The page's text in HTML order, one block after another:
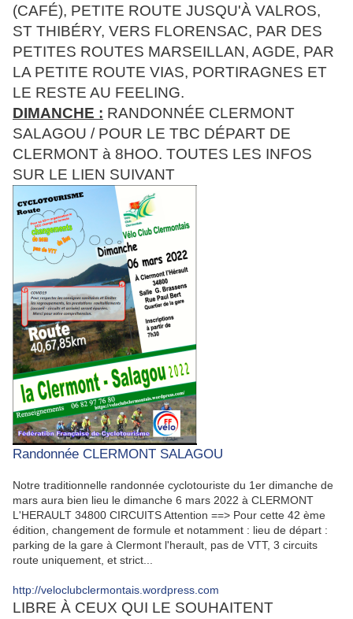
(CAFÉ), PETITE ROUTE JUSQU'À VALROS,
ST THIBÉRY, VERS FLORENSAC, PAR DES
PETITES ROUTES MARSEILLAN, AGDE, PAR
LA PETITE ROUTE VIAS, PORTIRAGNES ET
LE RESTE AU FEELING.
DIMANCHE : RANDONNÉE CLERMONT
SALAGOU / POUR LE TBC DÉPART DE
CLERMONT à 8HOO. TOUTES LES INFOS
SUR LE LIEN SUIVANT
Randonnée CLERMONT SALAGOU
Notre traditionnelle randonnée cyclotouriste du 1er dimanche de
mars aura bien lieu le dimanche 6 mars 2022 à CLERMONT
L'HERAULT 34800 CIRCUITS Attention ==> Pour cette 42 ème
édition, changement de formule et notamment : lieu de départ :
parking de la gare à Clermont l'herault, pas de VTT, 3 circuits
route uniquement, et strict...
http://veloclubclermontais.wordpress.com
LIBRE À CEUX QUI LE SOUHAITENT